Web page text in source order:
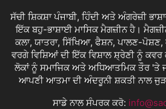
ਸੱਚੀ ਸ਼ਿਕਸ਼ਾ ਪੰਜਾਬੀ, ਹਿੰਦੀ ਅਤੇ ਅੰਗਰੇਜ਼ੀ
ਇੱਕ ਬਹੁ-ਭਾਸ਼ਾਈ ਮਾਸਿਕ ਮੈਗਜ਼ੀਨ ਹੈ।
ਕਲਾ, ਯਾਤਰਾ, ਸਿੱਖਿਆ, ਫੈਸ਼ਨ, ਪਾਲਣ-
ਵਰਗੇ ਵਿਸ਼ਿਆਂ ਦੀ ਇੱਕ ਵਿਸ਼ਾਲ ਸ਼੍ਰੇਣੀ ਨੂੰ
ਲੋਕਾਂ ਨੂੰ ਸਮਾਜਿਕ ਅਤੇ ਅਧਿਆਤਮਿਕ ਤੌਰ 'ਤੇ
ਆਪਣੀ ਆਤਮਾ ਦੀ ਅੰਦਰੂਨੀ ਸ਼ਕਤੀ ਨਾਲ
ਸਾਡੇ ਨਾਲ ਸੰਪਰਕ ਕਰੋ: